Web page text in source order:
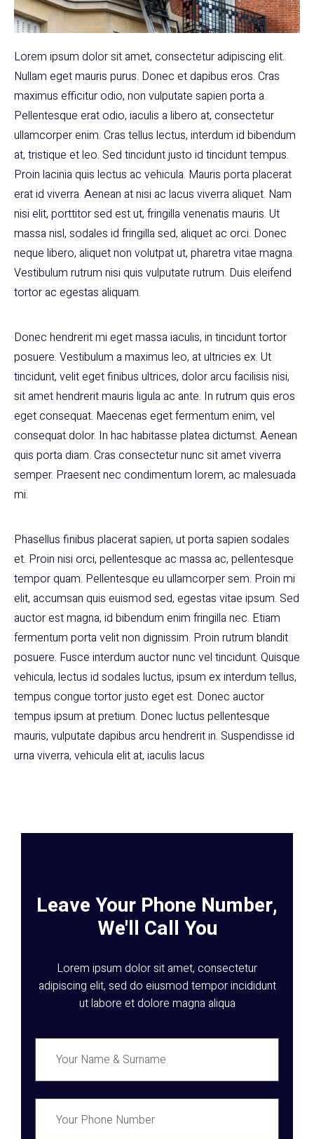
Lorem ipsum dolor sit amet, consectetur adipiscing elit.
Nullam eget mauris purus. Donec et dapibus eros. Cras
maximus efficitur odio, non vulputate sapien porta a.
Pellentesque erat odio, iaculis a libero at, consectetur
ullamcorper enim. Cras tellus lectus, interdum id bibendum
at, tristique et leo. Sed tincidunt justo id tincidunt tempus.
Proin lacinia quis lectus ac vehicula. Mauris porta placerat
erat id viverra. Aenean at nisi ac lacus viverra aliquet. Nam
nisi elit, porttitor sed est ut, fringilla venenatis mauris. Ut
massa nisl, sodales id fringilla sed, aliquet ac orci. Donec
neque libero, aliquet non volutpat ut, pharetra vitae magna.
Vestibulum rutrum nisi quis vulputate rutrum. Duis eleifend
tortor ac egestas aliquam.
Donec hendrerit mi eget massa iaculis, in tincidunt tortor
posuere. Vestibulum a maximus leo, at ultricies ex. Ut
tincidunt, velit eget finibus ultrices, dolor arcu facilisis nisi,
sit amet hendrerit mauris ligula ac ante. In rutrum quis eros
eget consequat. Maecenas eget fermentum enim, vel
consequat dolor. In hac habitasse platea dictumst. Aenean
quis porta diam. Cras consectetur nunc sit amet viverra
semper. Praesent nec condimentum lorem, ac malesuada
mi.
Phasellus finibus placerat sapien, ut porta sapien sodales
et. Proin nisi orci, pellentesque ac massa ac, pellentesque
tempor quam. Pellentesque eu ullamcorper sem. Proin mi
elit, accumsan quis euismod sed, egestas vitae ipsum. Sed
auctor est magna, id bibendum enim fringilla nec. Etiam
fermentum porta velit non dignissim. Proin rutrum blandit
posuere. Fusce interdum auctor nunc vel tincidunt. Quisque
vehicula, lectus id sodales luctus, ipsum ex interdum tellus,
tempus congue tortor justo eget est. Donec auctor
tempus ipsum at pretium. Donec luctus pellentesque
mauris, vulputate dapibus arcu hendrerit in. Suspendisse id
urna viverra, vehicula elit at, iaculis lacus
Leave Your Phone Number,
We'll Call You
Lorem ipsum dolor sit amet, consectetur
adipiscing elit, sed do eiusmod tempor incididunt
ut labore et dolore magna aliqua